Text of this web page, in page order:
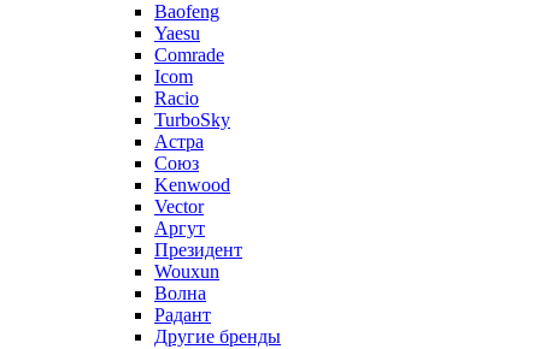
Baofeng
Yaesu
Comrade
Icom
Racio
TurboSky
Астра
Союз
Kenwood
Vector
Аргут
Президент
Wouxun
Волна
Радант
Другие бренды